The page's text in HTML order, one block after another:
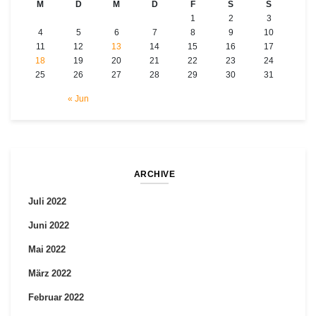
M D M D F S S
« Jun
1 2
3
4
5 6 7 8 9
10
11
12 13 14 15 16
17
18
19 20 21 22 23
24
25
26 27 28 29 30 31
ARCHIVE
Juli 2022
Juni 2022
Mai 2022
März 2022
Februar 2022